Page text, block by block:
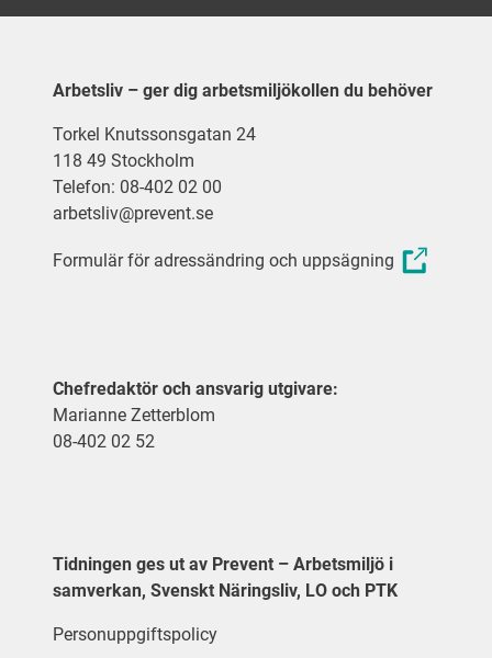
Arbetsliv – ger dig arbetsmiljökollen du behöver
Torkel Knutssonsgatan 24
118 49 Stockholm
Telefon: 08-402 02 00
arbetsliv@prevent.se
Formulär för adressändring och uppsägning
Chefredaktör och ansvarig utgivare:
Marianne Zetterblom
08-402 02 52
Tidningen ges ut av Prevent – Arbetsmiljö i
samverkan, Svenskt Näringsliv, LO och PTK
Personuppgiftspolicy